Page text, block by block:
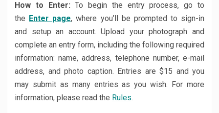
How to Enter:To begin the entry process, go to
the Enter page, where you’ll be prompted to sign-in
and setup an account. Upload your photograph and
complete an entry form, including the following required
information: name, address, telephone number, e-mail
address, and photo caption. Entries are $15 and you
may submit as many entries as you wish. For more
information, please read the Rules.